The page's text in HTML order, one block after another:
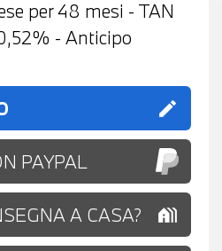
per48 mesi - TAN
% - Anticipo
edit
PAYPAL
A CASA? holiday_village